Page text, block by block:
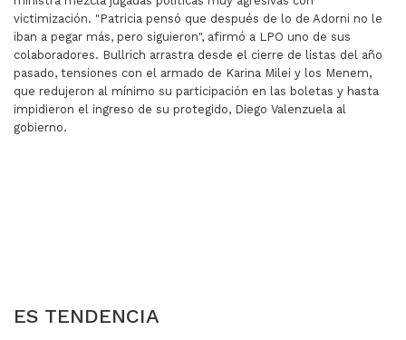
victimización. "Patricia pensó que después de lo de Adorni no le
iban a pegar más, pero siguieron", afirmó a LPO uno de sus
colaboradores. Bullrich arrastra desde el cierre de listas del año
pasado, tensiones con el armado de Karina Milei y los Menem,
que redujeron al mínimo su participación en las boletas y hasta
impidieron el ingreso de su protegido, Diego Valenzuela al
gobierno.
ES TENDENCIA